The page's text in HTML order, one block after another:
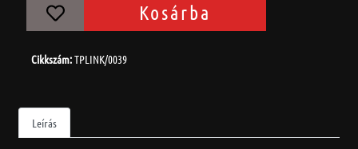
Kosárba
Cikkszám:TPLINK/0039
Leírás